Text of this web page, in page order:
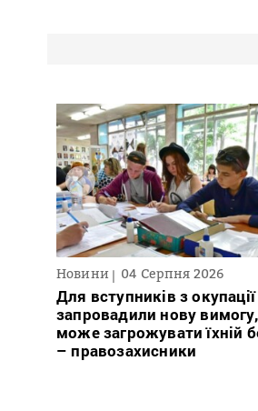
Новини 04 Серпня 2026
Для вступників з окупації
запровадили нову
може загрожувати їхній
– правозахисники